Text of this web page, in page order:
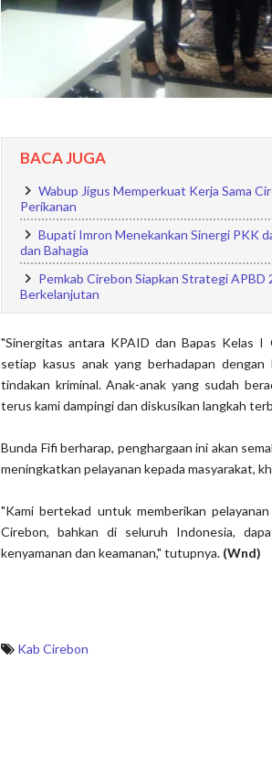
BACA JUGA
Wabup Jigus Memperkuat Kerja Sama
Perikanan
Bupati Imron Menekankan Sinergi PKK
dan Bahagia
Pemkab Cirebon Siapkan Strategi
Berkelanjutan
"Sinergitas antara KPAID dan Bapas Kelas I
setiap kasus anak yang berhadapan
tindakan kriminal. Anak-anak yang sudah
terus kami dampingi dan diskusikan langkah
Bunda Fifi berharap, penghargaan ini akan
meningkatkan pelayanan kepada masyarakat,
"Kami bertekad untuk memberikan
Cirebon, bahkan di seluruh Indonesia,
kenyamanan dan keamanan," tutupnya. (Wnd)
Kab Cirebon